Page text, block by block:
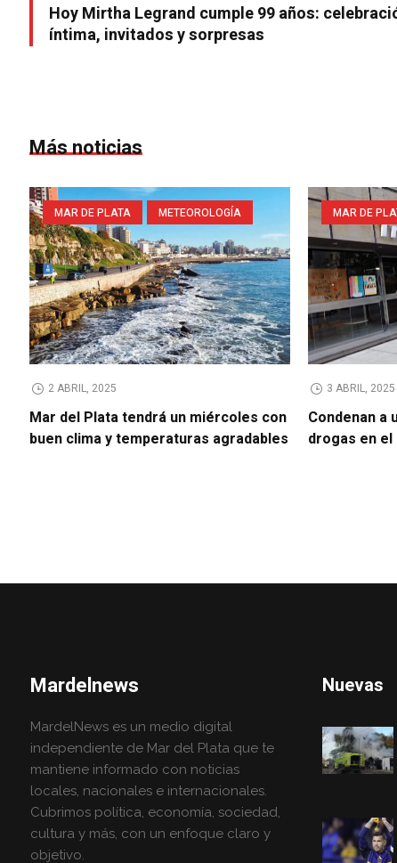
Hoy Mirtha Legrand cumple 99 años:
íntima, invitados y sorpresas
Más noticias
MAR DE PLATA METEOROLOGÍA
2 ABRIL, 2025
Mar del Plata tendrá un miércoles con
buen clima y temperaturas agradables
MAR DE
3 ABRIL, 2025
Condenan a
drogas en
Mardelnews
MardelNews es un medio digital
independiente de Mar del Plata que te
mantiene informado con noticias
locales, nacionales e internacionales.
Cubrimos política, economía, sociedad,
cultura y más, con un enfoque claro y
objetivo.
Nuevas